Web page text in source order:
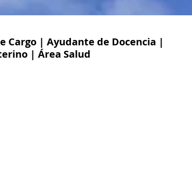
Cargo | ​Ayudante de Docencia |
| Área Salud